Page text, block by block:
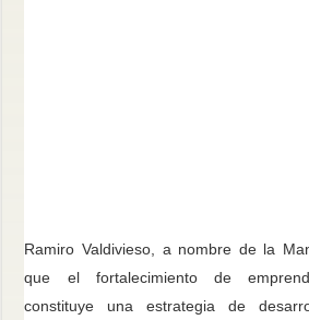
Ramiro Valdivieso, a nombre de la
que el fortalecimiento de
constituye una estrategia de